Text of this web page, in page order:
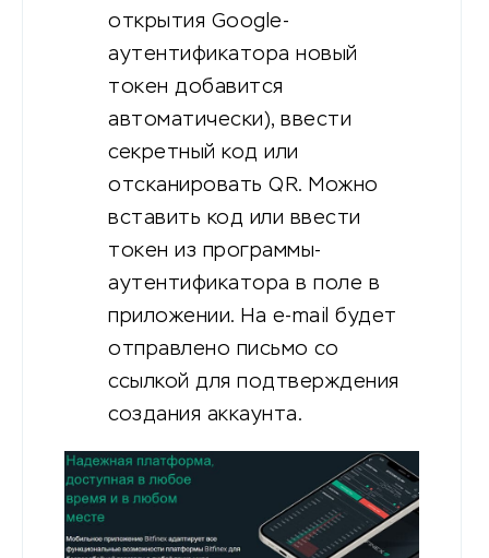
открытия Google-
аутентификатора новый
токен добавится
автоматически), ввести
секретный код или
отсканировать QR. Можно
вставить код или ввести
токен из программы-
аутентификатора в поле в
приложении. На e-mail будет
отправлено письмо со
ссылкой для подтверждения
создания аккаунта.